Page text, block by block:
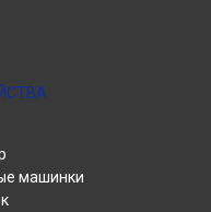
машинки